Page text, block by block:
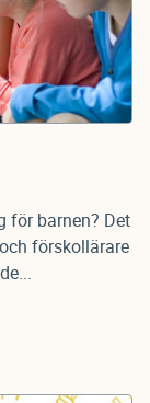
för barnen? Det
förskollärare